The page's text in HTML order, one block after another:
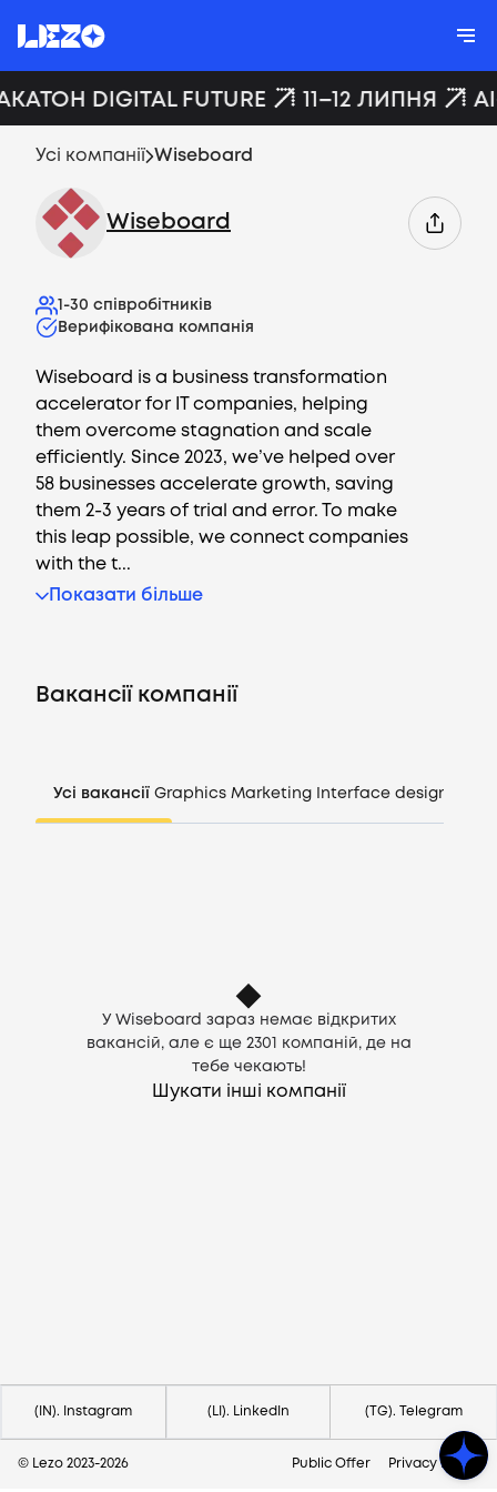
UA
DIGITAL FUTURE 11–12 ЛИПНЯ
Усі компанії Wiseboard
Wiseboard
1-30 співробітників
Верифікована компанія
Wiseboard is a business transformation
accelerator for IT companies, helping
them overcome stagnation and scale
efficiently. Since 2023, we’ve helped over
58 businesses accelerate growth, saving
them 2-3 years of trial and error. To make
this leap possible, we connect companies
with the t...
Показати більше
Вакансії компанії
Усі вакансії Graphics Marketing Interface design
У Wiseboard зараз немає відкритих
вакансій, але є ще 2301
компаній, де на
тебе чекають!
Шукати інші компанії
(IN). Instagram (LI). LinkedIn (TG). Telegram
© Lezo 2023-2026 Public Offer Privacy Policy